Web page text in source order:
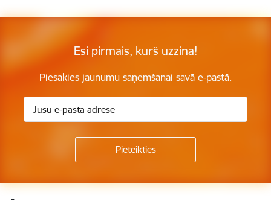
Esi pirmais, kurš uzzina!
Piesakies jaunumu saņemšanai savā e-pastā.
Kājene